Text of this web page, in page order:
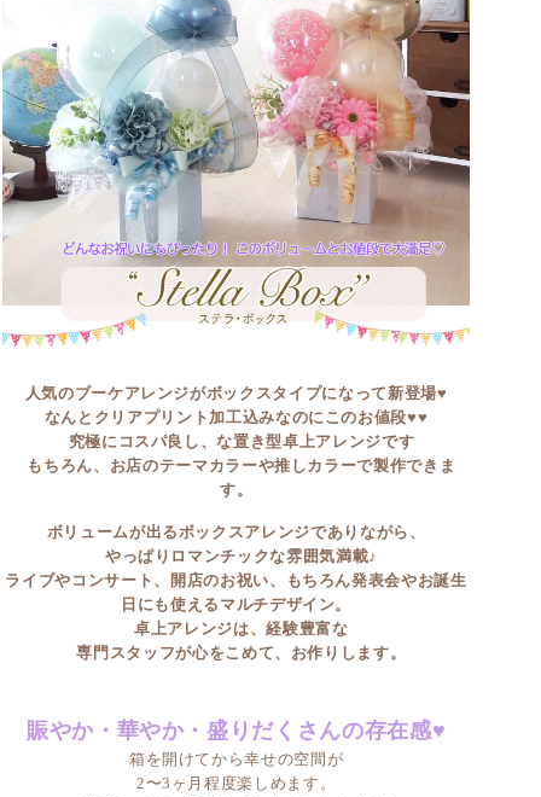
人気のブーケアレンジがボックスタイプになって新登場♥
なんとクリアプリント加工込みなのにこのお値段♥♥
究極にコスパ良し、な置き型卓上アレンジです
もちろん、お店のテーマカラーや推しカラーで製作できま
す。
ボリュームが出るボックスアレンジでありながら、
やっぱりロマンチックな雰囲気満載♪
ライブやコンサート、開店のお祝い、もちろん発表会やお誕生
日にも使えるマルチデザイン。
卓上アレンジは、経験豊富な
専門スタッフが心をこめて、お作りします。
賑やか・華やか・盛りだくさんの存在感♥
箱を開けてから幸せの空間が
2〜3ヶ月程度楽しめます。